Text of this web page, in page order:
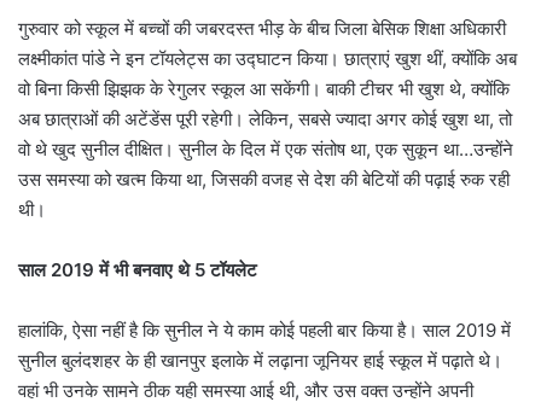
गुरुवार को स्कूल में बच्चों की जबरदस्त भीड़ के बीच जिला बेसिक शिक्षा अधिकारी
लक्ष्मीकांत पांडे ने इन टॉयलेट्स का उद्घाटन किया। छात्राएं खुश थीं, क्योंकि अब
वो बिना किसी झिझक के रेगुलर स्कूल आ सकेंगी। बाकी टीचर भी खुश थे, क्योंकि
अब छात्राओं की अटेंडेंस पूरी रहेगी। लेकिन, सबसे ज्यादा अगर कोई खुश था, तो
वो थे खुद सुनील दीक्षित। सुनील के दिल में एक संतोष था, एक सुकून था…उन्होंने
उस समस्या को खत्म किया था, जिसकी वजह से देश की बेटियों की पढ़ाई रुक रही
थी।
साल 2019 में भी बनवाए थे 5 टॉयलेट
हालांकि, ऐसा नहीं है कि सुनील ने ये काम कोई पहली बार किया है। साल 2019 में
सुनील बुलंदशहर के ही खानपुर इलाके में लढ़ाना जूनियर हाई स्कूल में पढ़ाते थे।
वहां भी उनके सामने ठीक यही समस्या आई थी, और उस वक्त उन्होंने अपनी